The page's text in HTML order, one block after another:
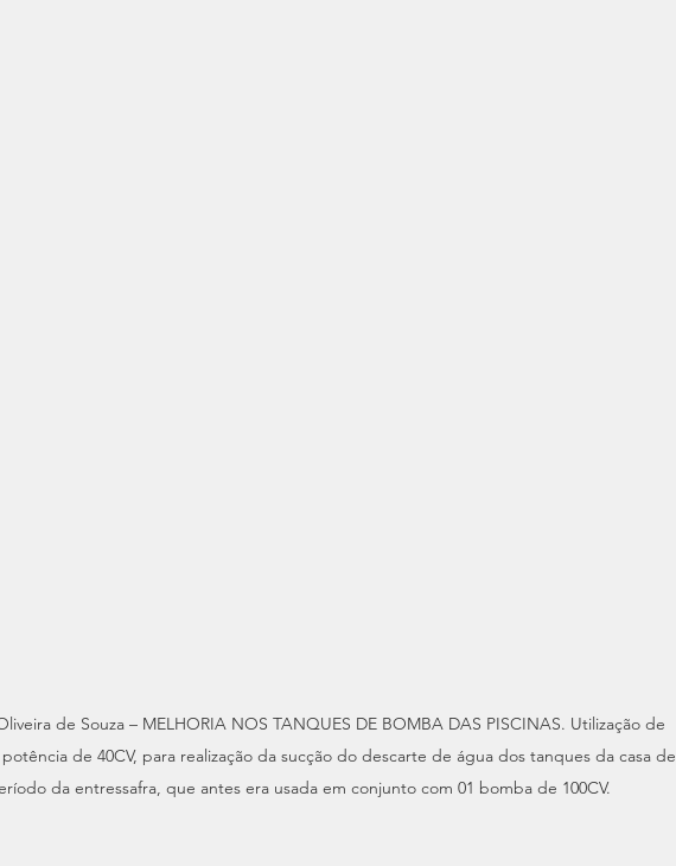
de Souza – MELHORIA NOS TANQUES DE BOMBA DAS PISCINAS. Utilização de
de 40CV, para realização da sucção do descarte de água dos tanques da casa de
da entressafra, que antes era usada em conjunto com 01 bomba de 100CV.